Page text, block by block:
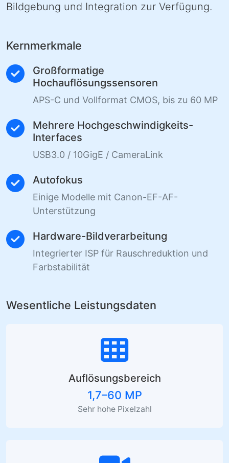
Bildgebung und Integration zur Verfügung.
Kernmerkmale
Großformatige
Hochauflösungssensoren
APS-C und Vollformat CMOS, bis zu 60 MP
Mehrere Hochgeschwindigkeits-
Interfaces
USB3.0 / 10GigE / CameraLink
Autofokus
Einige Modelle mit Canon-EF-AF-
Unterstützung
Hardware-Bildverarbeitung
Integrierter ISP für Rauschreduktion und
Farbstabilität
Wesentliche Leistungsdaten
Auflösungsbereich
1,7–60 MP
Sehr hohe Pixelzahl